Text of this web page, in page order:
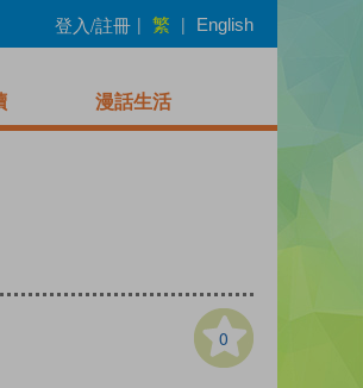
登入/註冊 | 繁 | English
漫話生活
0